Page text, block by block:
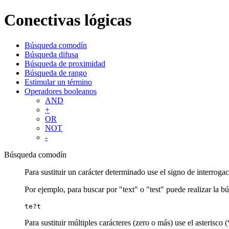
Conectivas lógicas
Búsqueda comodín
Búsqueda difusa
Búsqueda de proximidad
Búsqueda de rango
Estimular un término
Operadores booleanos
AND
+
OR
NOT
-
Búsqueda comodín
Para sustituir un carácter determinado use el signo de
Por ejemplo, para buscar por "text" o "test" puede realizar la
te?t
Para sustituir múltiples carácteres (zero o más) use el asterisco (